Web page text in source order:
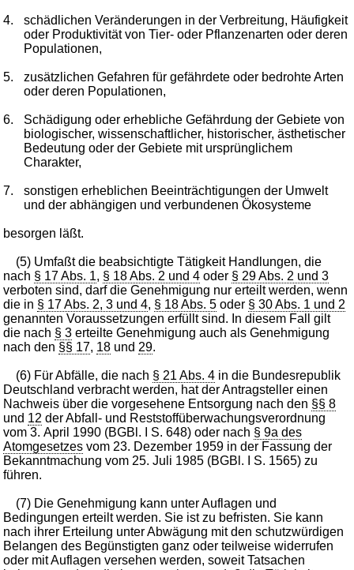
4.
schädlichen Veränderungen in der Verbreitung, Häufigkeit
oder Produktivität von Tier- oder Pflanzenarten oder deren
Populationen,
5.
zusätzlichen Gefahren für gefährdete oder bedrohte Arten
oder deren Populationen,
6.
Schädigung oder erhebliche Gefährdung der Gebiete von
biologischer, wissenschaftlicher, historischer, ästhetischer
Bedeutung oder der Gebiete mit ursprünglichem
Charakter,
7.
sonstigen erheblichen Beeinträchtigungen der Umwelt
und der abhängigen und verbundenen Ökosysteme
besorgen läßt.
(5) Umfaßt die beabsichtigte Tätigkeit Handlungen, die
nach § 17 Abs. 1, § 18 Abs. 2 und 4 oder § 29 Abs. 2 und 3
verboten sind, darf die Genehmigung nur erteilt werden, wenn
die in § 17 Abs. 2, 3 und 4, § 18 Abs. 5 oder § 30 Abs. 1 und 2
genannten Voraussetzungen erfüllt sind. In diesem Fall gilt
die nach § 3 erteilte Genehmigung auch als Genehmigung
nach den §§ 17, 18 und 29.
(6) Für Abfälle, die nach § 21 Abs. 4 in die Bundesrepublik
Deutschland verbracht werden, hat der Antragsteller einen
Nachweis über die vorgesehene Entsorgung nach den §§ 8
und 12 der Abfall- und Reststoffüberwachungsverordnung
vom 3. April 1990 (BGBl. I S. 648) oder nach § 9a des
Atomgesetzes vom 23. Dezember 1959 in der Fassung der
Bekanntmachung vom 25. Juli 1985 (BGBl. I S. 1565) zu
führen.
(7) Die Genehmigung kann unter Auflagen und
Bedingungen erteilt werden. Sie ist zu befristen. Sie kann
nach ihrer Erteilung unter Abwägung mit den schutzwürdigen
Belangen des Begünstigten ganz oder teilweise widerrufen
oder mit Auflagen versehen werden, soweit Tatsachen